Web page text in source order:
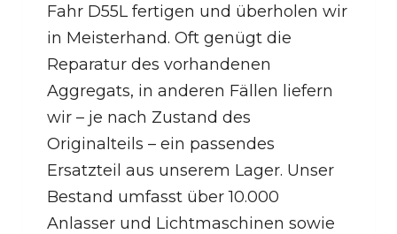
Fahr D55L fertigen und überholen wir
in Meisterhand. Oft genügt die
Reparatur des vorhandenen
Aggregats, in anderen Fällen liefern
wir – je nach Zustand des
Originalteils – ein passendes
Ersatzteil aus unserem Lager. Unser
Bestand umfasst über 10.000
Anlasser und Lichtmaschinen sowie